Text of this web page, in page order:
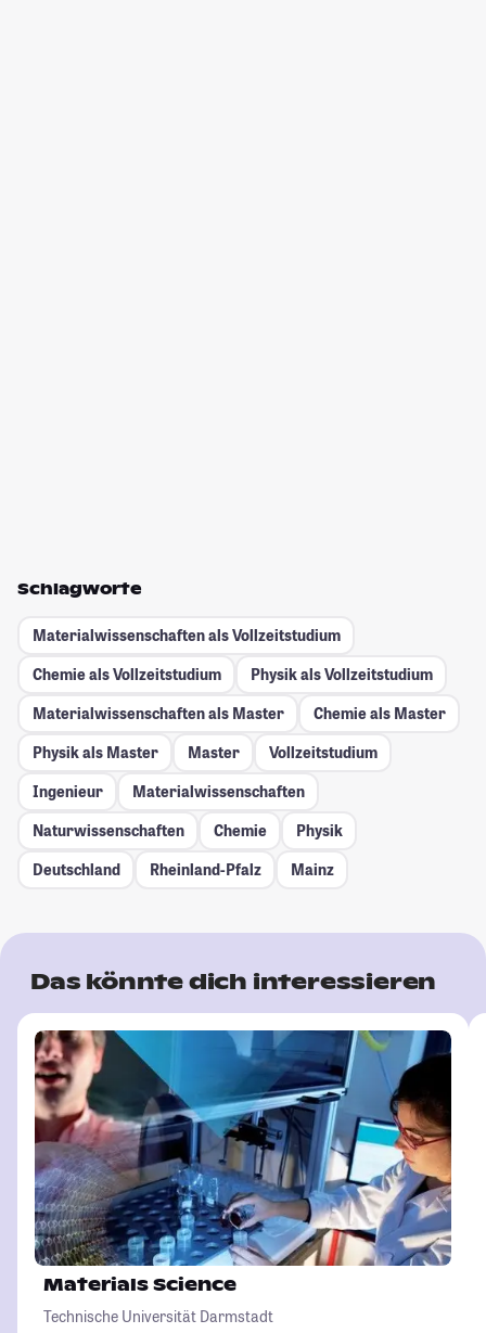
Schlagworte
Materialwissenschaften als Vollzeitstudium
Chemie als Vollzeitstudium
Physik als Vollzeitstudium
Materialwissenschaften als Master
Chemie als Master
Physik als Master
Master
Vollzeitstudium
Ingenieur
Materialwissenschaften
Naturwissenschaften
Chemie
Physik
Deutschland
Rheinland-Pfalz Mainz
Das könnte dich interessieren
Materials Science
Technische Universität Darmstadt